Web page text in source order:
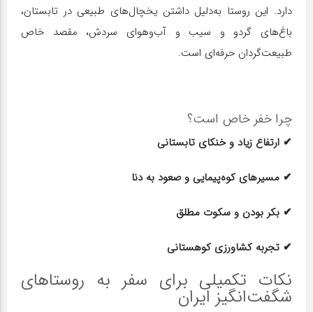
دارد. این روستا به‌دلیل داشتن یخچال‌های طبیعی در تابستان،
باغ‌های گردو و سیب و آب‌وهوای سردش، مقصد خاص
طبیعت‌گردان حرفه‌ای است.
چرا خفر خاص است؟
✔ ارتفاع زیاد و خنکای تابستانی
✔ مسیرهای کوه‌پیمایی و صعود به دنا
✔ بکر بودن و سکوت مطلق
✔ تجربه کشاورزی کوهستانی
نکات تکمیلی برای سفر به روستاهای
شگفت‌انگیز ایران